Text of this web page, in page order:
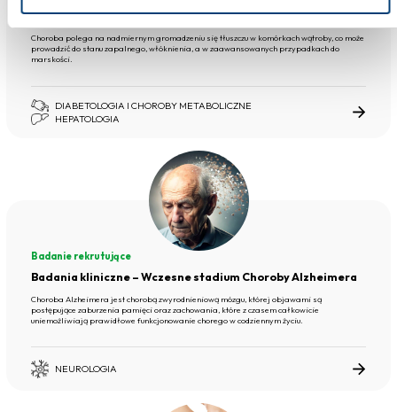
związana z zaburzeniami metabolicznymi
Choroba polega na nadmiernym gromadzeniu się tłuszczu w komórkach wątroby, co może
prowadzić do stanu zapalnego, włóknienia, a w zaawansowanych przypadkach do
marskości.
DIABETOLOGIA I CHOROBY METABOLICZNE
HEPATOLOGIA
Badanie rekrutujące
Badania kliniczne – Wczesne stadium Choroby Alzheimera
Choroba Alzheimera jest chorobą zwyrodnieniową mózgu, której objawami są
postępujące zaburzenia pamięci oraz zachowania, które z czasem całkowicie
uniemożliwiają prawidłowe funkcjonowanie chorego w codziennym życiu.
NEUROLOGIA